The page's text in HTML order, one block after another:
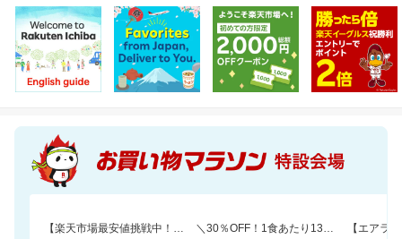
【楽天市場最安値挑戦中！】ペリエ・ジュエ ベル・エポック (ACシャンパーニュ) ＼30％OFF！1食あたり133円／エコ梱包！パックご飯 180g×48食